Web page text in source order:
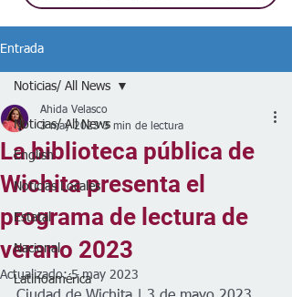
Entrada
Noticias/ All News
English
Noticias Locales
Estatal
Nacional
Latinoamérica
Noticias/ All News
La biblioteca pública de
Wichita presenta el
programa de lectura de
verano 2023
Ahida Velasco
3 may 2023 3 min de lectura
Actualizado:5 may 2023